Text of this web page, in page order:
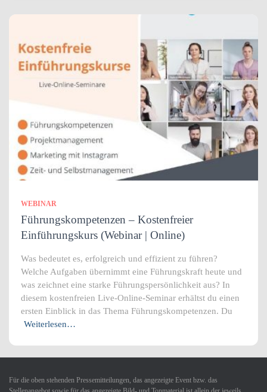
WEBINAR
Führungskompetenzen – Kostenfreier
Einführungskurs (Webinar | Online)
Was bedeutet es, erfolgreich und effizient zu führen?
Welche Aufgaben übernimmt eine Führungskraft heute und
was zeichnet eine starke Führungspersönlichkeit aus? In
diesem kostenfreien Live-Online-Seminar erhältst du einen
ersten Einblick in das Thema Führungskompetenzen. Du
Weiterlesen…
Für die oben stehenden Pressemitteilungen, das angezeigte Event bzw. das